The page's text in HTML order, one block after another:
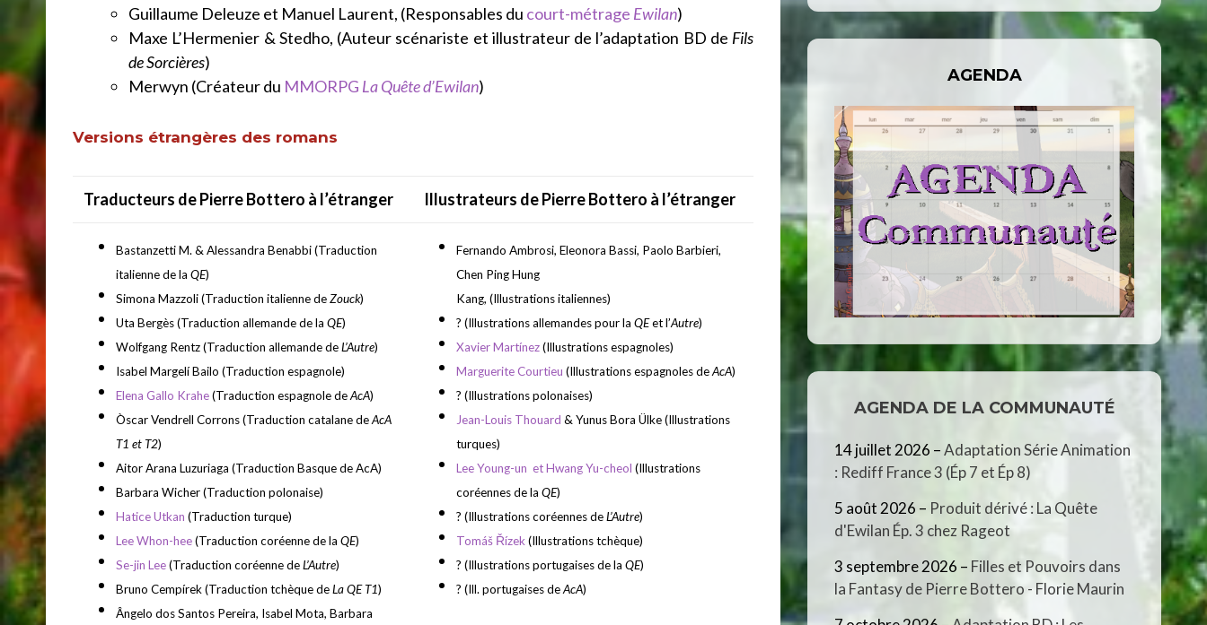
Guillaume Deleuze et Manuel Laurent, (Responsables du court-métrage Ewilan)
Maxe L’Hermenier & Stedho, (Auteur scénariste et illustrateur de l’adaptation BD de Fils
de Sorcières)
Merwyn (Créateur du MMORPG La Quête d’Ewilan)
Versions étrangères des romans
Traducteurs de Pierre Bottero à l’étranger Illustrateurs de Pierre Bottero à l’étranger
Bastanzetti M.& Alessandra Benabbi (Traduction
italienne de la QE)
Simona Mazzoli (Traduction italienne deZouck)
Uta Bergès(Traduction allemande de la QE)
Wolfgang Rentz (Traduction allemande deL’Autre)
Isabel Margelí Bailo (Traduction espagnole)
Elena Gallo Krahe(Traduction espagnole deAcA)
Òscar Vendrell Corrons (Traduction catalane deAcA
T1 et T2)
Aitor Arana Luzuriaga (Traduction Basque de AcA)
Barbara Wicher (Traduction polonaise)
Hatice Utkan (Traduction turque)
Lee Whon-hee(Traduction coréenne de la QE)
Se-jin Lee(Traduction coréenne deL’Autre)
Bruno Cempírek (Traduction tchèque deLa QE T1)
Ângelo dos Santos Pereira, Isabel Mota, Barbara
Fernando Ambrosi, Eleonora Bassi, Paolo Barbieri,
Chen Ping Hung
Kang, (Illustrations italiennes)
? (Illustrations allemandes pour la QEet l’Autre)
Xavier Martínez(Illustrations espagnoles)
Marguerite Courtieu (Illustrations espagnoles deAcA)
? (Illustrations polonaises)
Jean-Louis Thouard & Yunus Bora Ülke (Illustrations
turques)
Lee Young-un et Hwang Yu-cheol (Illustrations
coréennes de la QE)
? (Illustrations coréennes deL’Autre)
Tomáš Řízek(Illustrations tchèque)
? (Illustrations portugaises de la QE)
? (Ill. portugaises deAcA)
AGENDA
AGENDA DE LA COMMUNAUTÉ
14 juillet 2026 –Adaptation Série Animation
: Rediff France 3 (Ép 7 et Ép 8)
5 août 2026 – Produit dérivé : La Quête
d'Ewilan Ép. 3 chez Rageot
3 septembre 2026 – Filles et Pouvoirs dans
la Fantasy de Pierre Bottero - Florie Maurin